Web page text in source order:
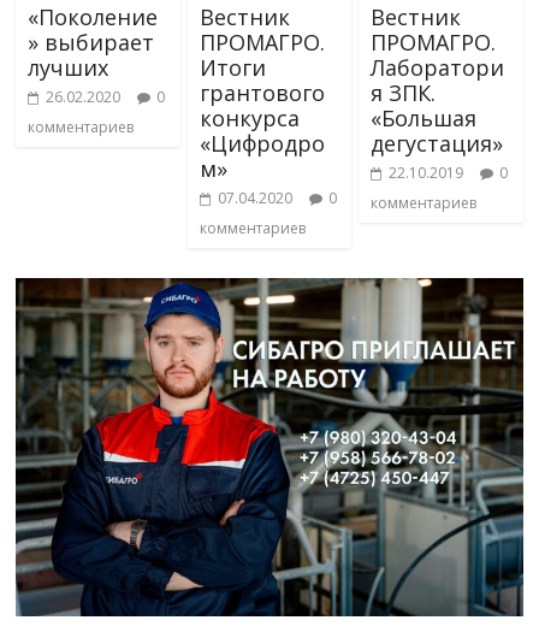
«Поколение
» выбирает
лучших
26.02.2020
0
комментариев
Вестник
ПРОМАГРО.
Итоги
грантового
конкурса
«Цифродро
м»
07.04.2020
0
комментариев
Вестник
ПРОМАГРО.
Лаборатори
я ЗПК.
«Большая
дегустация»
22.10.2019
0
комментариев